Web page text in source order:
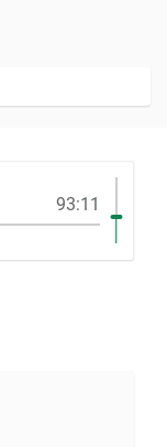
93:11